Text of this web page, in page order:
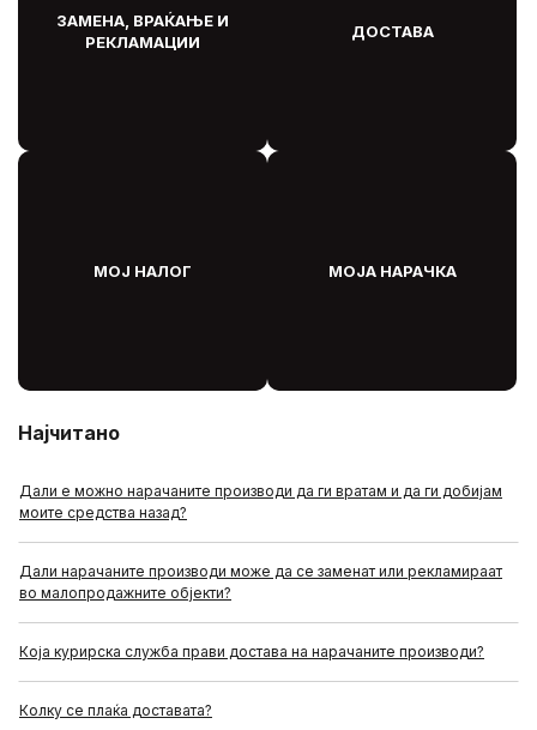
ЗАМЕНА, ВРАЌАЊЕ И
РЕКЛАМАЦИИ
ДОСТАВА
МОЈ НАЛОГ МОЈА НАРАЧКА
Најчитано
Дали е можно нарачаните производи да ги вратам и да ги добијам
моите средства назад?
Дали нарачаните производи може да се заменат или рекламираат
во малопродажните објекти?
Која курирска служба прави достава на нарачаните производи?
Колку се плаќа доставата?